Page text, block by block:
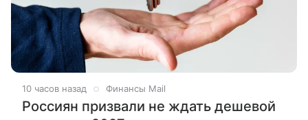
10 часов назад Финансы Mail
Россиян призвали не ждать дешевой